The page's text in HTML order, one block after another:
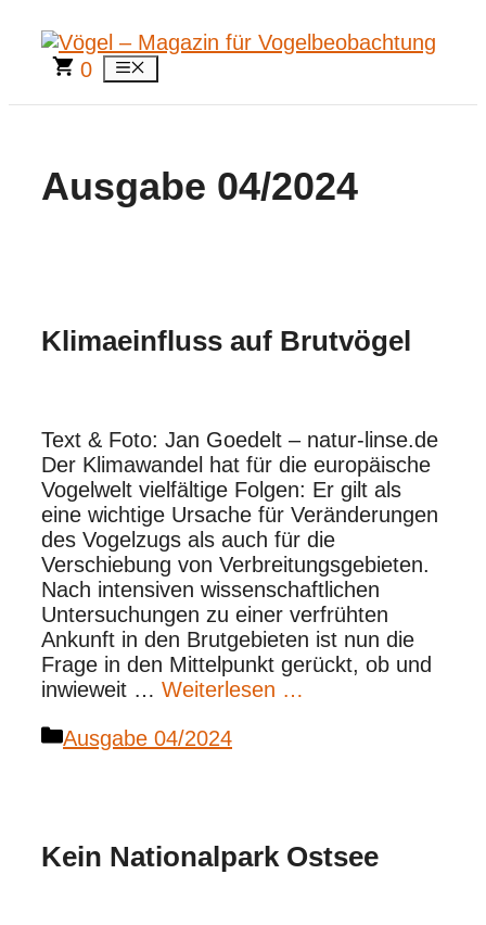
Inhalt
springen
0 Menü
Ausgabe 04/2024
Klimaeinfluss auf Brutvögel
Text & Foto: Jan Goedelt – natur-linse.de
Der Klimawandel hat für die europäische
Vogelwelt vielfältige Folgen: Er gilt als
eine wichtige Ursache für Veränderungen
des Vogelzugs als auch für die
Verschiebung von Verbreitungsgebieten.
Nach intensiven wissenschaftlichen
Untersuchungen zu einer verfrühten
Ankunft in den Brutgebieten ist nun die
Frage in den Mittelpunkt gerückt, ob und
inwieweit … Weiterlesen …
Kategorien
Ausgabe 04/2024
Kein Nationalpark Ostsee